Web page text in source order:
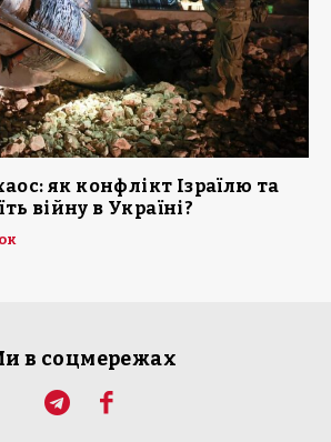
як конфлікт Ізраїлю та
війну в Україні?
в соцмережах